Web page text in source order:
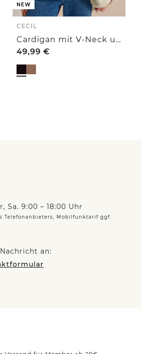
NEW
CECIL
Cardigan mit V-Neck und Struktur
49,99 €
Sa. 9:00 – 18:00 Uhr
Telefonanbieters, Mobilfunktarif ggf.
an: